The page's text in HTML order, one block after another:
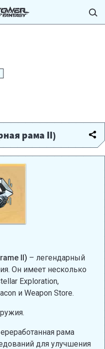
рама II)
II) – легендарный
Он имеет несколько
Exploration,
и Weapon Store.
рама
для улучшения